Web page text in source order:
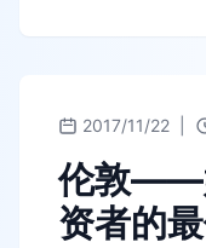
2017/11/22
伦敦——
资者的